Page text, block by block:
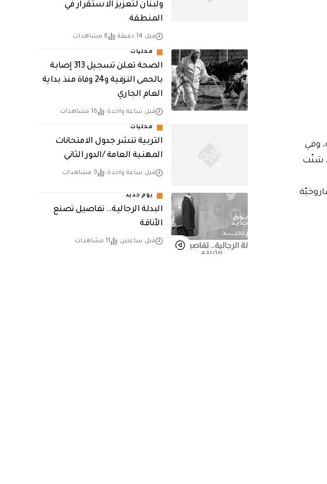
‏وفي
شنّت
ولبنان لتعزيز الاستقرار في
المنطقة
قبل 14 دقيقة 6 مشاهدات
محليات
الصحة تعلن تسجيل 313 إصابة
بالحمى النزفية و24 وفاة منذ بداية
العام الجاري
قبل ساعة واحدة 16 مشاهدات
محليات
التربية تنشر جدول الامتحانات
المهنية العامة /الدور الثاني
قبل ساعة واحدة 9 مشاهدات
يوم جديد
البدلة الرجالية.. تفاصيل تصنع
الأناقة
قبل ساعتين 11 مشاهدات